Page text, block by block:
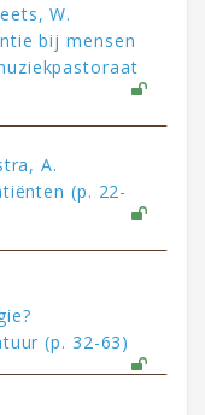
W.
bij mensen
A.
(p. 22-
(p. 32-63)